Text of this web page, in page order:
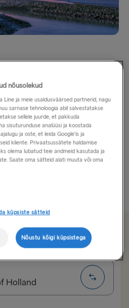
avastada uusi kohti, nautida
broneerige autoreis
keeles hellitavat nime
asub Lääne-
sihtkoht igal aastaajal...
auto ja juhi eest
Holland
nõusolekud
Line ja meie usaldusväärsed partnerid, nagu
sarnase tehnoloogia abil salvestatakse
sellele juurde, et pakkuda
sisuturunduse analüüsi ja koostada
ja oste, et leida Google'is ja
kliente. Privaatsussätete haldamise
olema lubatud teie andmeid kasutada ja
Saate oma sätteid alati muuta või oma
küpsiste sätteid
Nõustu kõigi küpsistega